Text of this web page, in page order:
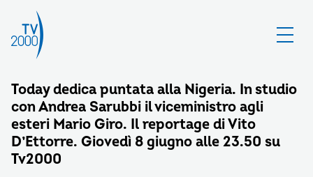
Today dedica puntata alla Nigeria. In studio
con Andrea Sarubbi il viceministro agli
esteri Mario Giro. Il reportage di Vito
D’Ettorre. Giovedì 8 giugno alle 23.50 su
Tv2000